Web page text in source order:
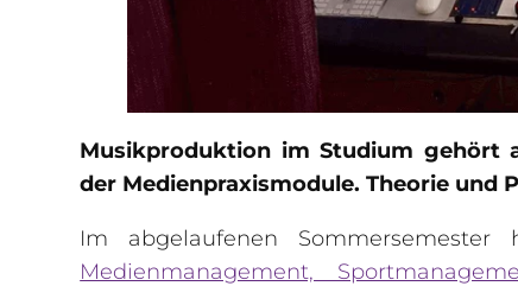
Musikproduktion im Studium gehört
der Medienpraxismodule. Theorie und
Im abgelaufenen
Medienmanagement,